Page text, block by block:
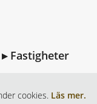
Fastigheter
NYHETER
cookies. Läs mer.